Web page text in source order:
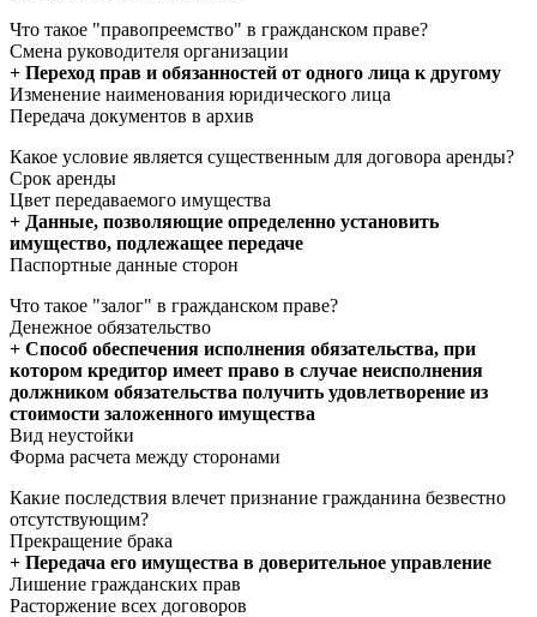
Что такое "правопреемство" в гражданском праве?
Смена руководителя организации
+ Переход прав и обязанностей от одного лица к другому
Изменение наименования юридического лица
Передача документов в архив
Какое условие является существенным для договора аренды?
Срок аренды
Цвет передаваемого имущества
+ Данные, позволяющие определенно установить
имущество, подлежащее передаче
Паспортные данные сторон
Что такое "залог" в гражданском праве?
Денежное обязательство
+ Способ обеспечения исполнения обязательства, при
котором кредитор имеет право в случае неисполнения
должником обязательства получить удовлетворение из
стоимости заложенного имущества
Вид неустойки
Форма расчета между сторонами
Какие последствия влечет признание гражданина безвестно
отсутствующим?
Прекращение брака
+ Передача его имущества в доверительное управление
Лишение гражданских прав
Расторжение всех договоров